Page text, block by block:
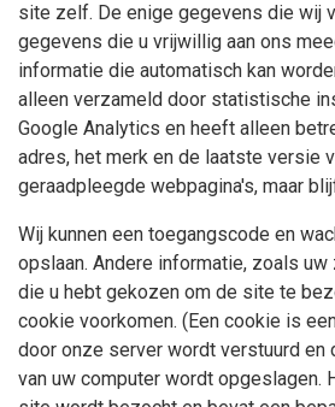
site zelf. De enige gegevens die wij
gegevens die u vrijwillig aan ons
informatie die automatisch kan
alleen verzameld door statistische
Google Analytics en heeft alleen
adres, het merk en de laatste versie
geraadpleegde webpagina's, maar
Wij kunnen een toegangscode en
opslaan. Andere informatie, zoals
die u hebt gekozen om de site te
cookie voorkomen. (Een cookie is
door onze server wordt verstuurd en
van uw computer wordt opgeslagen.